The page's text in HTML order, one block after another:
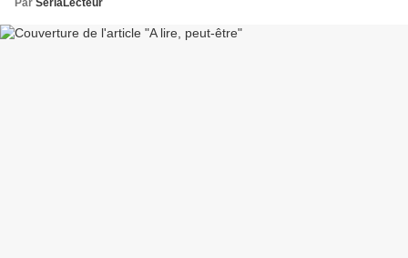
Par SeriaLecteur